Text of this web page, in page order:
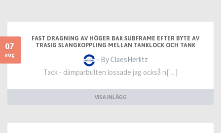
07
aug
FAST DRAGNING AV HÖGER BAK SUBFRAME EFTER BYTE AV
TRASIG SLANGKOPPLING MELLAN TANKLOCK OCH TANK
- By ClaesHerlitz
Tack - dämparbulten lossade jag också n[…]
VISA INLÄGG